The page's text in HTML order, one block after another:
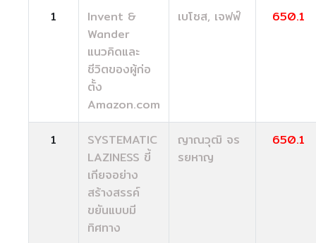
1
Invent &
Wander
แนวคิดและ
ชีวิตของผู้ก่อ
ตั้ง
Amazon.com
เบโซส, เจฟฟ์ 650.1
1
SYSTEMATIC
LAZINESS ขี้
เกียจอย่าง
สร้างสรรค์
ขยันแบบมี
ทิศทาง
ญาณวุฒิ จร
รยหาญ
650.1